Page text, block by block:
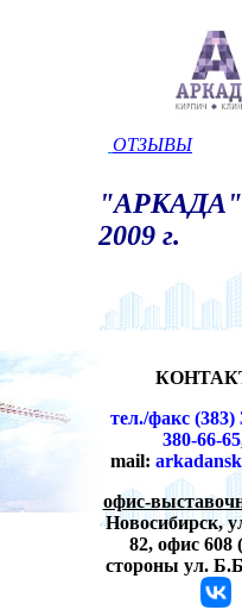
ОТЗЫВЫ
2009 г.
тел./факс (383)
380-66-65
mail:
офис-
Новосибирск,
82, офис 608 (
стороны ул.